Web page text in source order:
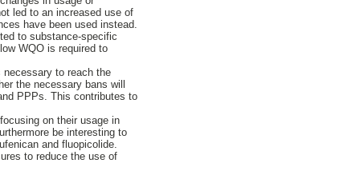
led to an increased use of
have been used instead.
to substance-specific
WQO is required to
necessary to reach the
the necessary bans will
PPPs. This contributes to
on their usage in
be interesting to
and fluopicolide.
to reduce the use of